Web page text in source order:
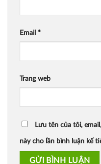
Email *
Trang web
Lưu tên của tôi,
này cho lần bình luận kế